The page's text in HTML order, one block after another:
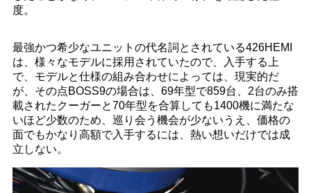
度。
最強かつ希少なユニットの代名詞とされている426HEMI
は、様々なモデルに採用されていたので、入手する上
で、モデルと仕様の組み合わせによっては、現実的だ
が、その点BOSS9の場合は、69年型で859台、2台のみ搭
載されたクーガーと70年型を合算しても1400機に満たな
いほど少数のため、巡り会う機会が少ないうえ、価格の
面でもかなり高額で入手するには、熱い想いだけでは成
立しない。